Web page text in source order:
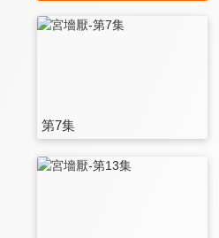
第7集